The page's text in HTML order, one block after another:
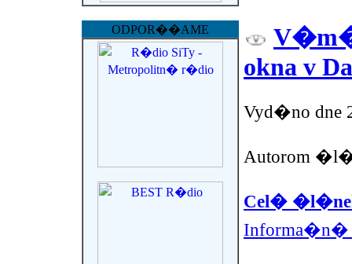
ODPOR��AME
okna v
Vyd�no dne
Autorom
Cel�
Informa�n�